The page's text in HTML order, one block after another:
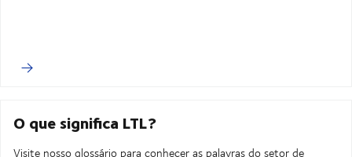
O que significa LTL?
Visite nosso glossário para conhecer as palavras do setor de